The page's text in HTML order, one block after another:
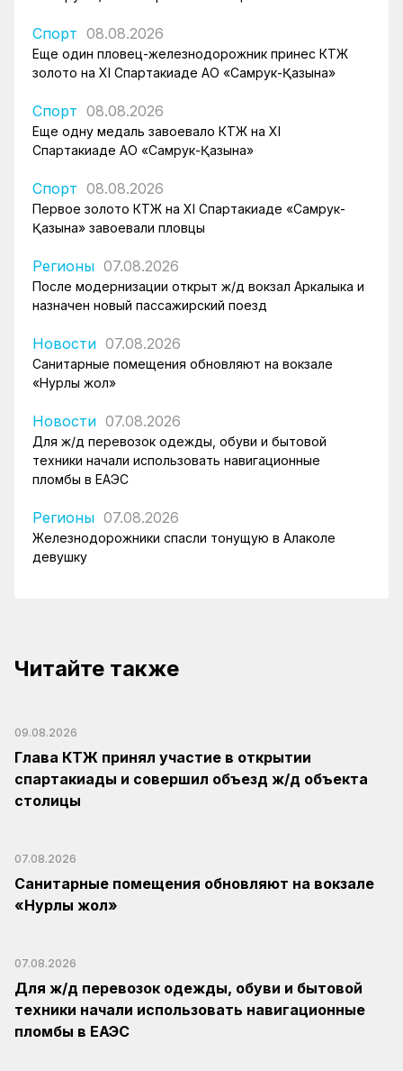
Спорт 08.08.2026
Еще один пловец-железнодорожник принес КТЖ
золото на XI Спартакиаде АО «Самрук-Қазына»
Спорт 08.08.2026
Еще одну медаль завоевало КТЖ на XI
Спартакиаде АО «Самрук-Қазына»
Спорт 08.08.2026
Первое золото КТЖ на XI Спартакиаде «Самрук-
Қазына» завоевали пловцы
Регионы 07.08.2026
После модернизации открыт ж/д вокзал Аркалыка и
назначен новый пассажирский поезд
Новости 07.08.2026
Санитарные помещения обновляют на вокзале
«Нурлы жол»
Новости 07.08.2026
Для ж/д перевозок одежды, обуви и бытовой
техники начали использовать навигационные
пломбы в ЕАЭС
Регионы 07.08.2026
Железнодорожники спасли тонущую в Алаколе
девушку
Читайте также
09.08.2026
Глава КТЖ принял участие в открытии
спартакиады и совершил объезд ж/д объекта
столицы
07.08.2026
Санитарные помещения обновляют на вокзале
«Нурлы жол»
07.08.2026
Для ж/д перевозок одежды, обуви и бытовой
техники начали использовать навигационные
пломбы в ЕАЭС